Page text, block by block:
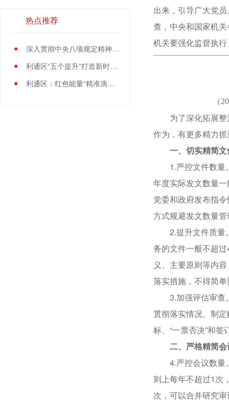
热点推荐
●
深入贯彻中央八项规定精神学习教育中央指导组暨中央层面工作专班总结会议召开
●
利通区“五个提升”打造新时代党员先锋队伍
●
利通区：红色能量“精准滴灌”基层党员
出来，引导广大党
查，中央和国家机
机关要强化监督执
（
为了深化拓展整
作为，有更多精力
一、切实精简文
1.严控文件数量。
年度实际发文数量
党委和政府发布指
方式规避发文数量
2.提升文件质量。
务的文件一般不超
义、主要原则等内
落实措施，不得简
3.加强评估审查。
贯彻落实情况、制
标、“一票否决”和
二、严格精简会
4.严控会议数量。
则上每年不超过1次
次，可以合并研究